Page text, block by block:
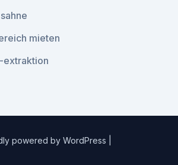
mieten
extraktion
powered by WordPress